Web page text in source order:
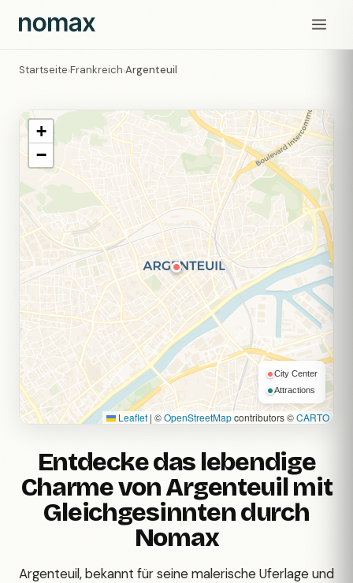
Startseite›Frankreich›Argenteuil
Entdecke das lebendige
Charme von Argenteuil mit
Gleichgesinnten durch
Nomax
Argenteuil, bekannt für seine malerische Uferlage und
+
−
City Center
Attractions
Leaflet | ©OpenStreetMapcontributors ©CARTO